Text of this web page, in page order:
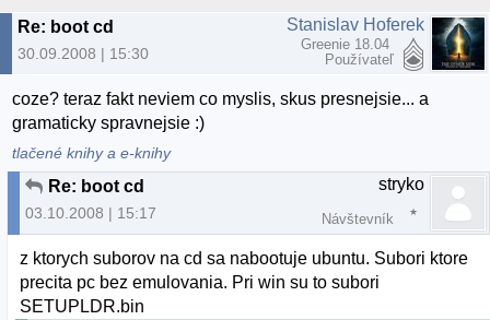
Re: boot cd
30.09.2008 | 15:30
Stanislav Hoferek
Greenie 18.04
Používateľ
coze? teraz fakt neviem co myslis, skus presnejsie... a
gramaticky spravnejsie :)
tlačené knihy a e-knihy
Re: boot cd
03.10.2008 | 15:17
stryko
Návštevník
z ktorych suborov na cd sa nabootuje ubuntu. Subori ktore
precita pc bez emulovania. Pri win su to subori
SETUPLDR.bin